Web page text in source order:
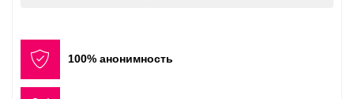
100% анонимность